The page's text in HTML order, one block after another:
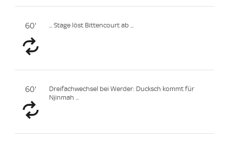
60' ... Stage löst Bittencourt ab ...
60'
Dreifachwechsel bei Werder: Ducksch kommt für
Njinmah ...